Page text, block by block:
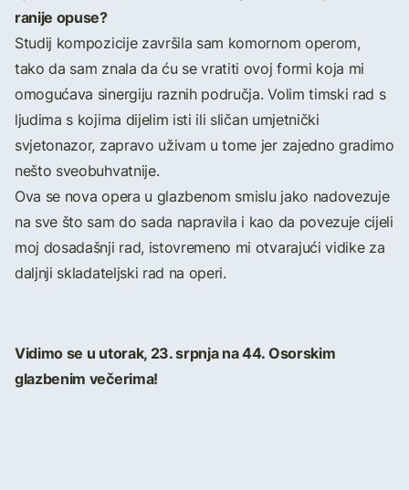
ranije opuse?
Studij kompozicije završila sam komornom operom,
tako da sam znala da ću se vratiti ovoj formi koja mi
omogućava sinergiju raznih područja. Volim timski rad s
ljudima s kojima dijelim isti ili sličan umjetnički
svjetonazor, zapravo uživam u tome jer zajedno gradimo
nešto sveobuhvatnije.
Ova se nova opera u glazbenom smislu jako nadovezuje
na sve što sam do sada napravila i kao da povezuje cijeli
moj dosadašnji rad, istovremeno mi otvarajući vidike za
daljnji skladateljski rad na operi.
Vidimo se u utorak, 23. srpnja na 44. Osorskim
glazbenim večerima!